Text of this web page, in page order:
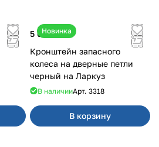
Новинка
5 050 ₽
Кронштейн запасного
колеса на дверные петли
черный на Ларкуз
В наличииАрт. 3318
В корзину